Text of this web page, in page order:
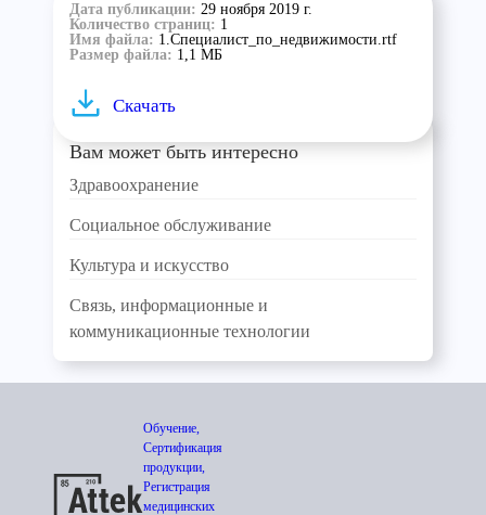
Дата публикации: 29 ноября 2019 г.
Количество страниц: 1
Имя файла: 1.Специалист_по_недвижимости.rtf
Размер файла: 1,1 МБ
Скачать
Вам может быть интересно
Здравоохранение
Социальное обслуживание
Культура и искусство
Связь, информационные и
коммуникационные технологии
Обучение,
Сертификация
продукции,
Регистрация
медицинских